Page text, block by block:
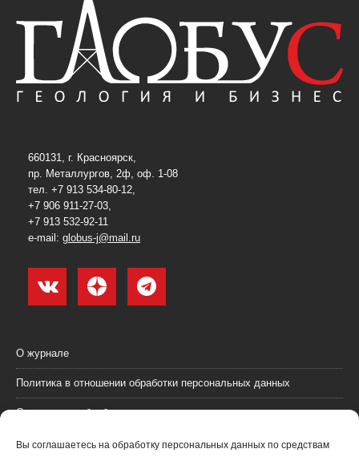
Вы соглашаетесь на обработку персональных данных по средствам
660131, г. Красноярск,
пр. Металлургов, 2ф, оф. 1-08
тел. +7 913 534-80-12,
+7 906 911-27-03,
+7 913 532-92-11
e-mail: globus-j@mail.ru
О журнале
Политика в отношении обработки персональных данных
Согласие на обработку персональных данных
Пользовательское соглашение (оферта)